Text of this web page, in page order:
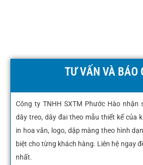
TƯ VẤN VÀ BÁO
Công ty TNHH SXTM Phước Hào nhận
dây treo, dây đai theo mẫu thiết kế của
in hoa văn, logo, dập màng theo hình
biệt cho từng khách hàng. Liên hệ ngay
nhất.